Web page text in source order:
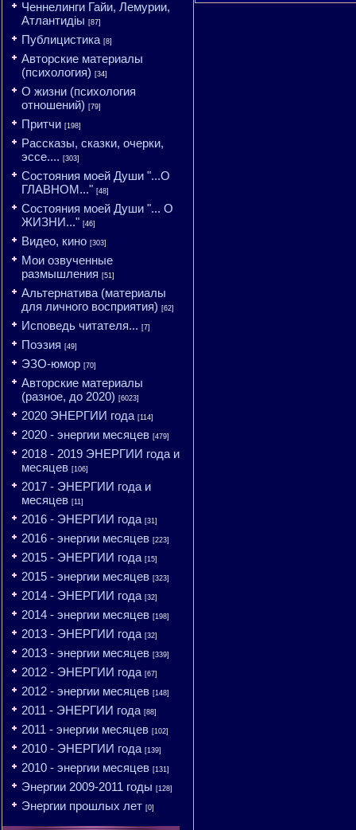
Ченнелинги Гайи, Лемурии,
Атлантидіы [87]
Публицистика [8]
Авторские материалы
(психология) [34]
О жизни (психология
отношений) [79]
Притчи [198]
Рассказы, сказки, очерки,
эссе.... [303]
Состояния моей Души "...О
ГЛАВНОМ..." [48]
Состояния моей Души "... О
ЖИЗНИ..." [46]
Видео, кино [303]
Мои озвученные
размышления [51]
Альтернатива (материалы
для личного восприятия) [62]
Исповедь читателя... [7]
Поэзия [49]
ЭЗО-юмор [70]
Авторские материалы
(разное, до 2020) [6023]
2020 ЭНЕРГИИ года [114]
2020 - энергии месяцев [479]
2018 - 2019 ЭНЕРГИИ года и
месяцев [106]
2017 - ЭНЕРГИИ года и
месяцев [11]
2016 - ЭНЕРГИИ года [31]
2016 - энергии месяцев [223]
2015 - ЭНЕРГИИ года [15]
2015 - энергии месяцев [323]
2014 - ЭНЕРГИИ года [32]
2014 - энергии месяцев [198]
2013 - ЭНЕРГИИ года [32]
2013 - энергии месяцев [339]
2012 - ЭНЕРГИИ года [67]
2012 - энергии месяцев [148]
2011 - ЭНЕРГИИ года [88]
2011 - энергии месяцев [102]
2010 - ЭНЕРГИИ года [139]
2010 - энергии месяцев [131]
Энергии 2009-2011 годы [128]
Энергии прошлых лет [0]